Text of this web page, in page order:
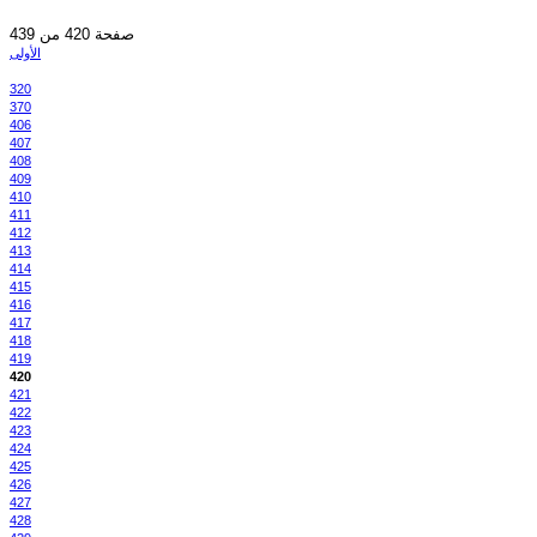
صفحة 420 من 439
الأولى
320
370
406
407
408
409
410
411
412
413
414
415
416
417
418
419
420
421
422
423
424
425
426
427
428